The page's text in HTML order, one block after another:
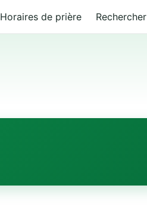
Horaires de prière Rechercher